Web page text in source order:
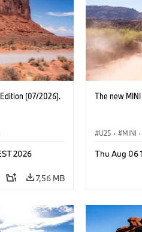
(07/2026).
2026
7,56 MB
The new
U25 · MINI ·
Thu Aug 06